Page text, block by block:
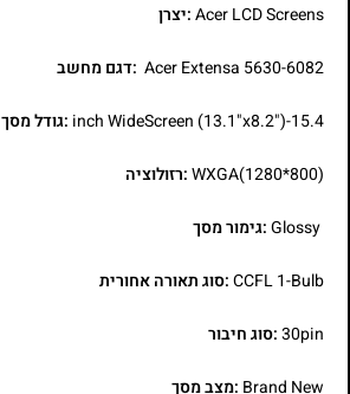
Acer LCD Screens:יצרן
Acer Extensa 5630-6082 :דגם מחשב
15.4-inch WideScreen (13.1"x8.2") :גודל מסך
WXGA(1280*800):רזולוציה
Glossy:גימור מסך
CCFL 1-Bulb:סוג תאורה אחורית
30pin:סוג חיבור
Brand New :מצב מסך